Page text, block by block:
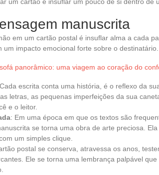
manuscrita
em um cartão postal é insuflar alma a cada
impacto emocional forte sobre o destinatário.
panorâmico: uma viagem ao coração do
escrita conta uma história, é o reflexo da
letras, as pequenas imperfeições da sua
e o leitor.
: Em uma época em que os textos são
se torna uma obra de arte preciosa. Ela
um simples clique.
postal se conserva, atravessa os anos,
Ele se torna uma lembrança palpável